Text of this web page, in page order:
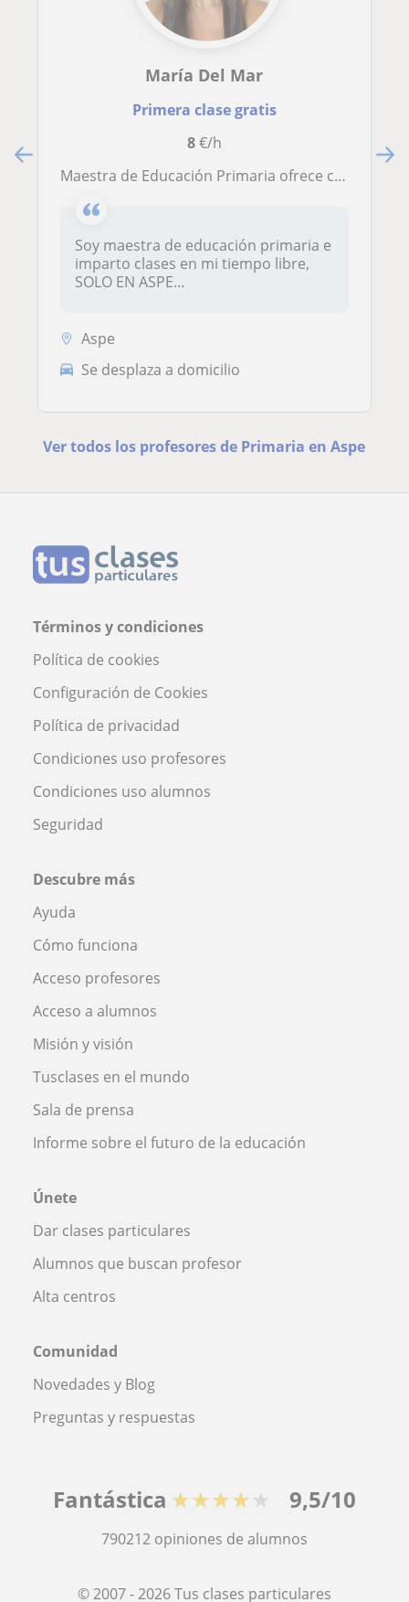
María Del Mar
Primera clase gratis
8€/h
Maestra de Educación Primaria ofrece clases para el alumnado de Primaria y Secundaria
Soy maestra de educación primaria e
imparto clases en mi tiempo libre,
SOLO EN ASPE...
Aspe
Se desplaza a domicilio
Ver todos los profesores de Primaria en Aspe
Términos y condiciones
Política de cookies
Configuración de Cookies
Política de privacidad
Condiciones uso profesores
Condiciones uso alumnos
Seguridad
Descubre más
Ayuda
Cómo funciona
Acceso profesores
Acceso a alumnos
Misión y visión
Tusclases en el mundo
Sala de prensa
Informe sobre el futuro de la educación
Únete
Dar clases particulares
Alumnos que buscan profesor
Alta centros
Comunidad
Novedades y Blog
Preguntas y respuestas
Fantástica ★★★★★ 9,5/10
790212 opiniones de alumnos
© 2007 - 2026 Tus clases particulares